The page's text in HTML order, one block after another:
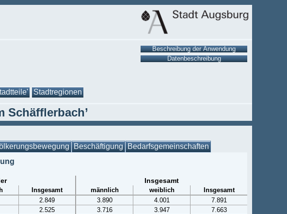
Stadtregionen
Schäfflerbach’
Beschäftigung Bedarfsgemeinschaften
Insgesamt
Insgesamt männlich weiblich
Insgesamt
2.849 3.890 4.001
7.891
2.525 3.716 3.947
7.663